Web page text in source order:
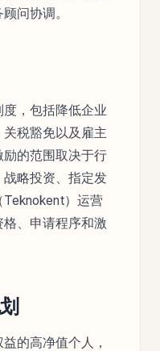
问协调。
，包括降低企业
税豁免以及雇主
的范围取决于行
略投资、指定发
）运营
、申请程序和激
的高净值个人，